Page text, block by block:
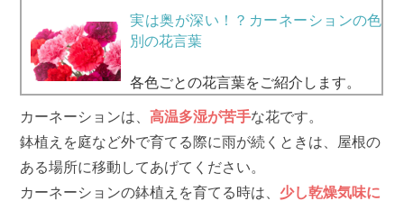
実は奥が深い！？カーネーションの色
別の花言葉
各色ごとの花言葉をご紹介します。
カーネーションは、高温多湿が苦手な花です。
鉢植えを庭など外で育てる際に雨が続くときは、屋根の
ある場所に移動してあげてください。
カーネーションの鉢植えを育てる時は、 少し乾燥気味に